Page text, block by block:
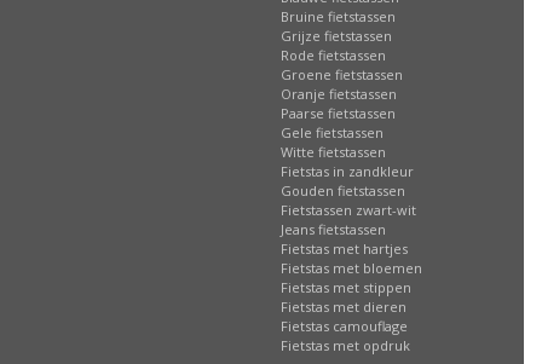
Bruine fietstassen
Grijze fietstassen
Rode fietstassen
Groene fietstassen
Oranje fietstassen
Paarse fietstassen
Gele fietstassen
Witte fietstassen
Fietstas in zandkleur
Gouden fietstassen
Fietstassen zwart-wit
Jeans fietstassen
Fietstas met hartjes
Fietstas met bloemen
Fietstas met stippen
Fietstas met dieren
Fietstas camouflage
Fietstas met opdruk